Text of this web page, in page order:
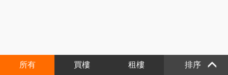
所有 買樓 租樓 排序